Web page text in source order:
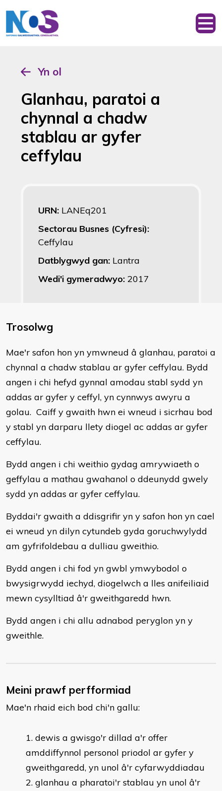
Yn ol
Glanhau, paratoi a
chynnal a chadw
stablau ar gyfer
ceffylau
URN: LANEq201
Sectorau Busnes (Cyfresi):
Ceffylau
Datblygwyd gan: Lantra
Wedi'i gymeradwyo: 2017
Trosolwg
​Mae'r safon hon yn ymwneud â glanhau, paratoi a
chynnal a chadw stablau ar gyfer ceffylau. Bydd
angen i chi hefyd gynnal amodau stabl sydd yn
addas ar gyfer y ceffyl, yn cynnwys awyru a
golau. Caiff y gwaith hwn ei wneud i sicrhau bod
y stabl yn darparu llety diogel ac addas ar gyfer
ceffylau.
Bydd angen i chi weithio gydag amrywiaeth o
geffylau a mathau gwahanol o ddeunydd gwely
sydd yn addas ar gyfer ceffylau.
Byddai'r gwaith a ddisgrifir yn y safon hon yn cael
ei wneud yn dilyn cytundeb gyda goruchwylydd
am gyfrifoldebau a dulliau gweithio.
Bydd angen i chi fod yn gwbl ymwybodol o
bwysigrwydd iechyd, diogelwch a lles anifeiliaid
mewn cysylltiad â'r gweithgaredd hwn.
Bydd angen i chi allu adnabod peryglon yn y
gweithle.
Meini prawf perfformiad
Mae'n rhaid eich bod chi'n gallu:
dewis a gwisgo'r dillad a'r offer
amddiffynnol personol priodol ar gyfer y
gweithgaredd, yn unol â'r cyfarwyddiadau
glanhau a pharatoi'r stablau yn unol â'r